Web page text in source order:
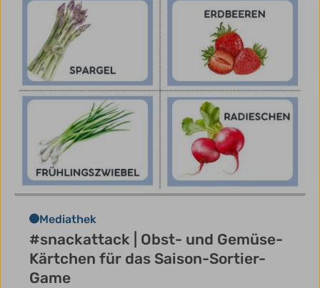
Mediathek
#snackattack | Obst- und Gemüse-
Kärtchen für das Saison-Sortier-
Game